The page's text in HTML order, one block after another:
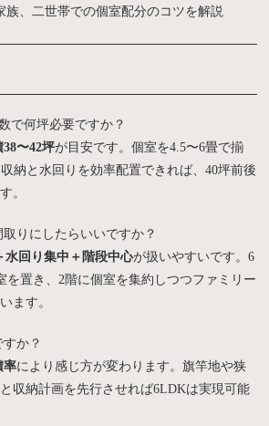
族、二世帯での個室配分のコツを解説
で何坪必要ですか？
〜42坪が目安です。個室を4.5〜6畳で揃
納と水回りを効率配置できれば、40坪前後
。
りにしたらいいですか？
水回り集中＋階段中心が扱いやすいです。6
を置き、2階に個室を集約しつつファミリー
ます。
か？
率により感じ方が変わります。旗竿地や狭
収納計画を先行させれば6LDKは実現可能